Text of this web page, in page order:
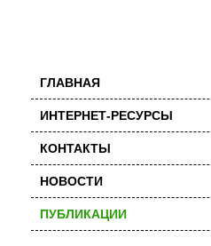
ГЛАВНАЯ
ИНТЕРНЕТ-РЕСУРСЫ
КОНТАКТЫ
НОВОСТИ
ПУБЛИКАЦИИ